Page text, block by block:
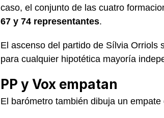
caso, el conjunto de las cuatro
67 y 74 representantes.
El ascenso del partido de Sílvia Orriols
para cualquier hipotética mayoría
PP y Vox empatan
El barómetro también dibuja un empate